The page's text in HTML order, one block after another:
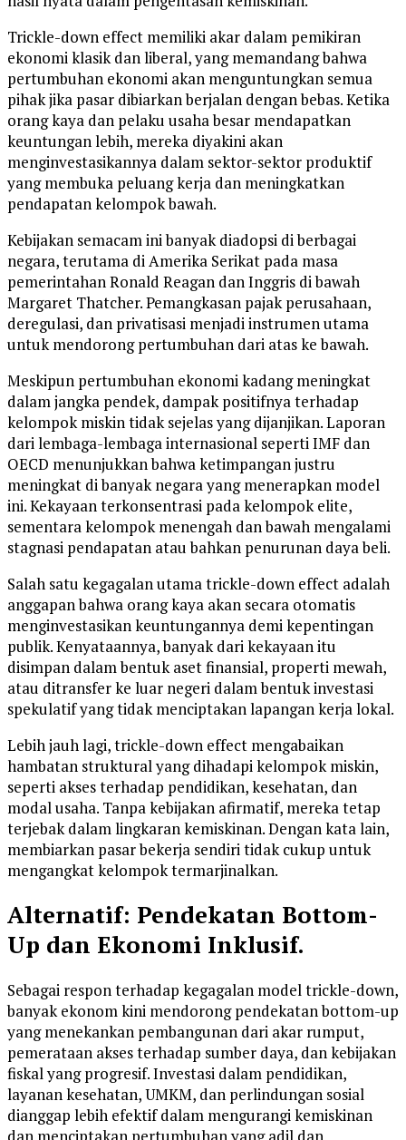
Trickle-down effect memiliki akar dalam pemikiran
ekonomi klasik dan liberal, yang memandang bahwa
pertumbuhan ekonomi akan menguntungkan semua
pihak jika pasar dibiarkan berjalan dengan bebas. Ketika
orang kaya dan pelaku usaha besar mendapatkan
keuntungan lebih, mereka diyakini akan
menginvestasikannya dalam sektor-sektor produktif
yang membuka peluang kerja dan meningkatkan
pendapatan kelompok bawah.
Kebijakan semacam ini banyak diadopsi di berbagai
negara, terutama di Amerika Serikat pada masa
pemerintahan Ronald Reagan dan Inggris di bawah
Margaret Thatcher. Pemangkasan pajak perusahaan,
deregulasi, dan privatisasi menjadi instrumen utama
untuk mendorong pertumbuhan dari atas ke bawah.
Meskipun pertumbuhan ekonomi kadang meningkat
dalam jangka pendek, dampak positifnya terhadap
kelompok miskin tidak sejelas yang dijanjikan. Laporan
dari lembaga-lembaga internasional seperti IMF dan
OECD menunjukkan bahwa ketimpangan justru
meningkat di banyak negara yang menerapkan model
ini. Kekayaan terkonsentrasi pada kelompok elite,
sementara kelompok menengah dan bawah mengalami
stagnasi pendapatan atau bahkan penurunan daya beli.
Salah satu kegagalan utama trickle-down effect adalah
anggapan bahwa orang kaya akan secara otomatis
menginvestasikan keuntungannya demi kepentingan
publik. Kenyataannya, banyak dari kekayaan itu
disimpan dalam bentuk aset finansial, properti mewah,
atau ditransfer ke luar negeri dalam bentuk investasi
spekulatif yang tidak menciptakan lapangan kerja lokal.
Lebih jauh lagi, trickle-down effect mengabaikan
hambatan struktural yang dihadapi kelompok miskin,
seperti akses terhadap pendidikan, kesehatan, dan
modal usaha. Tanpa kebijakan afirmatif, mereka tetap
terjebak dalam lingkaran kemiskinan. Dengan kata lain,
membiarkan pasar bekerja sendiri tidak cukup untuk
mengangkat kelompok termarjinalkan.
Alternatif: Pendekatan Bottom-
Up dan Ekonomi Inklusif.
Sebagai respon terhadap kegagalan model trickle-down,
banyak ekonom kini mendorong pendekatan bottom-up
yang menekankan pembangunan dari akar rumput,
pemerataan akses terhadap sumber daya, dan kebijakan
fiskal yang progresif. Investasi dalam pendidikan,
layanan kesehatan, UMKM, dan perlindungan sosial
dianggap lebih efektif dalam mengurangi kemiskinan
dan menciptakan pertumbuhan yang adil dan